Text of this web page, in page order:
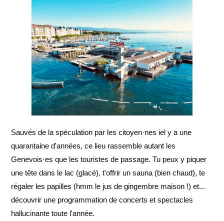
Sauvés de la spéculation par les citoyen·nes iel y a une
quarantaine d'années, ce lieu rassemble autant les
Genevois·es que les touristes de passage. Tu peux y piquer
une tête dans le lac (glacé), t'offrir un sauna (bien chaud), te
régaler les papilles (hmm le jus de gingembre maison !) et...
découvrir une programmation de concerts et spectacles
hallucinante toute l'année.